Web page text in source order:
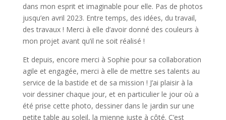
dans mon esprit et imaginable pour elle. Pas de photos
jusqu’en avril 2023. Entre temps, des idées, du travail,
des travaux ! Merci à elle d’avoir donné des couleurs à
mon projet avant qu’il ne soit réalisé !
Et depuis, encore merci à Sophie pour sa collaboration
agile et engagée, merci à elle de mettre ses talents au
service de la bastide et de sa mission ! J’ai plaisir à la
voir dessiner chaque jour, et en particulier le jour où a
été prise cette photo, dessiner dans le jardin sur une
petite table au soleil, la mienne juste à côté. C’est